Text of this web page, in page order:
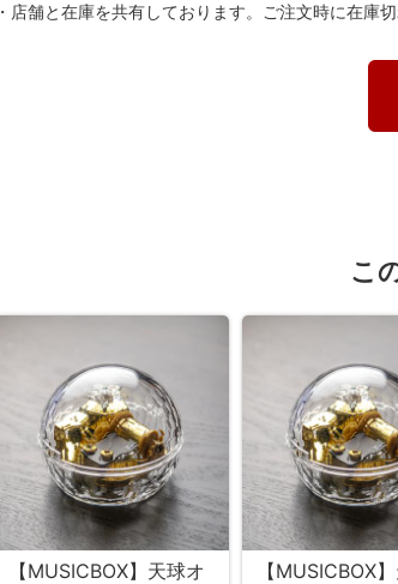
・店舗と在庫を共有しております。ご注文時に在庫
こ
【MUSICBOX】天球オ
【MUSICBOX